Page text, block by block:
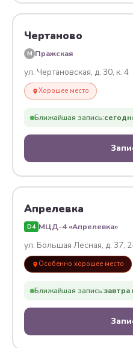
Чертаново
M Пражская
ул. Чертановская, д. 30, к. 4
Хорошее место
Ближайшая запись:
Апрелевка
D4 МЦД-4 «Апрелевка»
ул. Большая Лесная, д. 37,
Особенно хорошее место
Ближайшая запись:завтра